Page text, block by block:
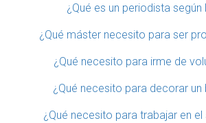
¿Qué es un periodista según
¿Qué máster necesito para ser
¿Qué necesito para irme de
¿Qué necesito para decorar
¿Qué necesito para trabajar en